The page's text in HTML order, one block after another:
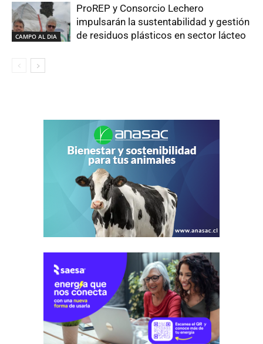
CAMPO AL DIA
ProREP y Consorcio Lechero
impulsarán la sustentabilidad y gestión
de residuos plásticos en sector lácteo